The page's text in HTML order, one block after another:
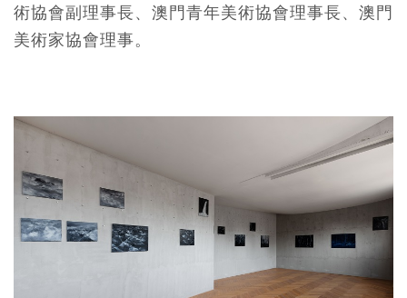
術協會副理事長、澳門青年美術協會理事長、澳門
美術家協會理事。